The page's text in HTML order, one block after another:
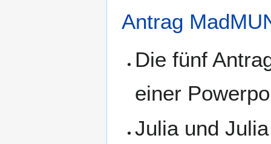
Antrag
Die fünf
einer
Julia und